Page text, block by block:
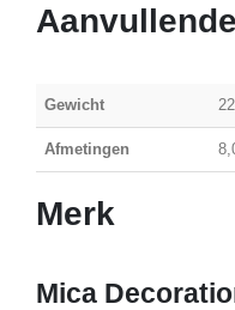
Gewicht
Afmetingen
Merk
Mica